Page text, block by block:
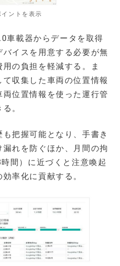
ントを表示
車載器からデータを取得
イスを用意する必要が無
の負担を軽減する。ま
収集した車両の位置情報
位置情報を使った運行管
。
把握可能となり、手書き
れを防ぐほか、月間の拘
間）に近づくと注意喚起
率化に貢献する。